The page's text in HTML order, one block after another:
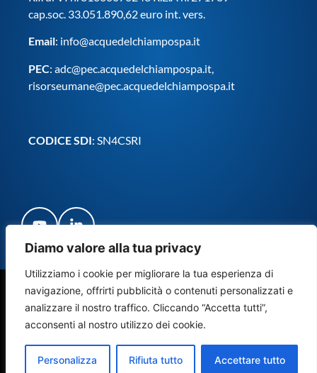
Diamo valore alla tua privacy
Utilizziamo i cookie per migliorare la tua esperienza di
navigazione, offrirti pubblicità o contenuti personalizzati e
analizzare il nostro traffico. Cliccando “Accetta tutti”,
acconsenti al nostro utilizzo dei cookie.
Personalizza Rifiuta tutto Accettare tutto
cap.soc. 33.051.890,62 euro int. vers.
Email: info@acquedelchiampospa.it
PEC: adc@pec.acquedelchiampospa.it,
risorseumane@pec.acquedelchiampospa.it
CODICE SDI: SN4CSRI
© Copyright Acque del Chiampo S.p.A. Società Benefit 2024
– Tutti i diritti riservati
Credits
Privacy & Cookie policy